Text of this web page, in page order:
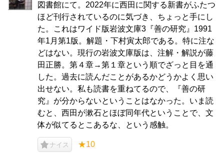
図書館にて。2022年に西田に関する新書がふたつ
ほど刊行されているのに気づき、ちょっと手にし
た。これはワイド版岩波文庫3『善の研究』1991
年1月第1版。解題・下村寅太郎である。特に注な
どはない。現行の岩波文庫版は、注解・解説が藤
田正勝。第４章→第１章という順でざっと目を通
した。過去に読んだことがあるかどうかよく思い
出せない。私も読書を重ねてるので、『善の研
究』が分からないということはなかった。いま読
むと、西田が漱石とほぼ同年代ということで、文
体が似てるとこあるな、という感触。
ナイス ★10